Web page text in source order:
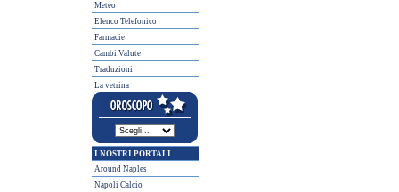
Meteo
Elenco Telefonico
Farmacie
Cambi Valute
Traduzioni
La vetrina
I NOSTRI PORTALI
Around Naples
Napoli Calcio